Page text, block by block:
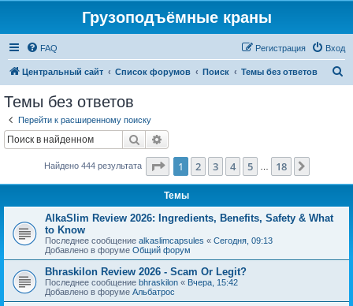
Грузоподъёмные краны
FAQ Вход
Регистрация
Центральный сайт Список форумов Поиск Темы без ответов
Темы без ответов
Перейти к расширенному поиску
Поиск
Найдено 444 результата Страница из 18
1 2 3 4 5 18
Темы
AlkaSlim Review 2026: Ingredients, Benefits, Safety & What
to Know
Последнее сообщение alkaslimcapsules « Сегодня, 09:13
Добавлено в форуме Общий форум
Bhraskilon Review 2026 - Scam Or Legit?
Последнее сообщение bhraskilon « Вчера, 15:42
Добавлено в форуме Альбатрос